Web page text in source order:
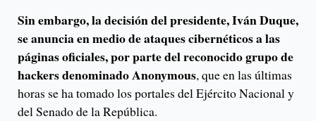
Sin embargo, la decisión del presidente, Iván Duque,
se anuncia en medio de ataques cibernéticos a las
páginas oficiales, por parte del reconocido grupo de
hackers denominado Anonymous, que en las últimas
horas se ha tomado los portales del Ejército Nacional y
del Senado de la República.